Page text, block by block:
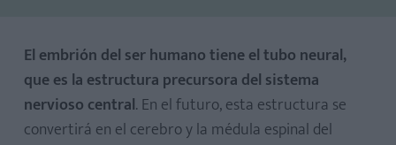
El embrión del ser humano tiene el tubo neural,
que es la estructura precursora del sistema
nervioso central. En el futuro, esta estructura se
convertirá en el cerebro y la médula espinal del